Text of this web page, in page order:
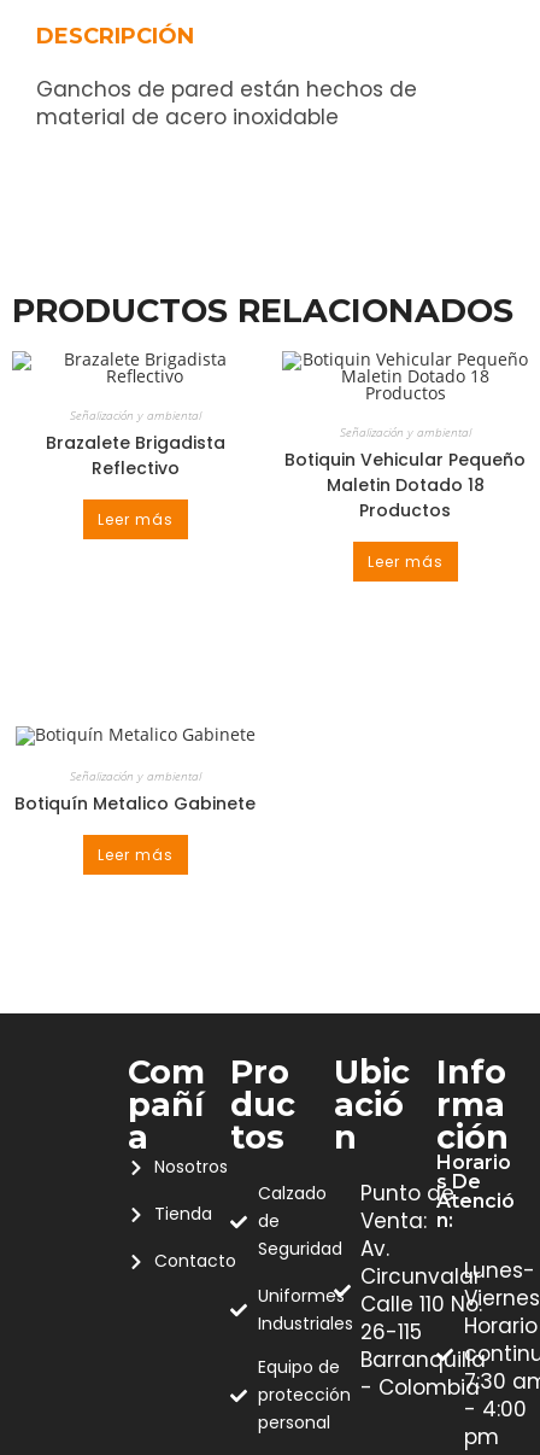
DESCRIPCIÓN
Ganchos de pared están hechos de
material de acero inoxidable
PRODUCTOS RELACIONADOS
Señalización y ambiental
Brazalete Brigadista
Reflectivo
Leer más
Señalización y ambiental
Botiquin Vehicular Pequeño
Maletin Dotado 18
Productos
Leer más
Señalización y ambiental
Botiquín Metalico Gabinete
Leer más
Com
Pañí
A
Nosotros
Tienda
Contacto
Pro
Duc
Tos
Calzado
de
Seguridad
Uniformes
Industriales
Equipo de
protección
personal
Ubic
Ació
N
Punto de
Venta:
Av.
Circunvalar
Calle 110 No.
26-115
Barranquilla
- Colombia
Info
Rma
Ción
Horario
S De
Atenció
N:
Lunes-
Viernes
Horario
7:30
- 4:00
pm